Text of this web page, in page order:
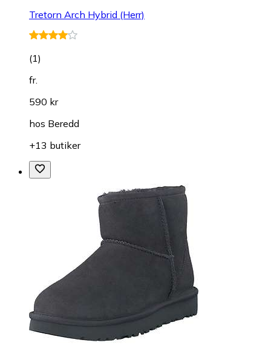
Tretorn Arch Hybrid (Herr)
(1)
fr.
590 kr
hos Beredd
+13 butiker